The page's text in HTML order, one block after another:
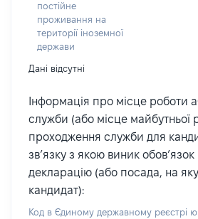
постійне
проживання на
території іноземної
держави
Дані відсутні
Інформація про місце роботи
служби (або місце майбутньої
проходження служби для
зв’язку з якою виник
декларацію (або посада, на
кандидат):
Код в Єдиному державному реєстрі